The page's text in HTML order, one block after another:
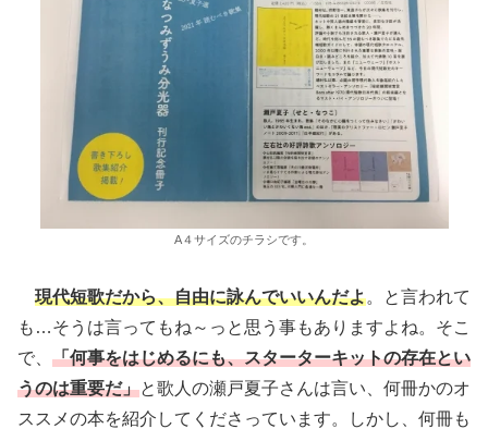
A４サイズのチラシです。
現代短歌だから、自由に詠んでいいんだよ。と言われて
も…そうは言ってもね～っと思う事もありますよね。そこ
で、 「何事をはじめるにも、スターターキットの存在とい
うのは重要だ」と歌人の瀬戸夏子さんは言い、何冊かのオ
ススメの本を紹介してくださっています。しかし、何冊も